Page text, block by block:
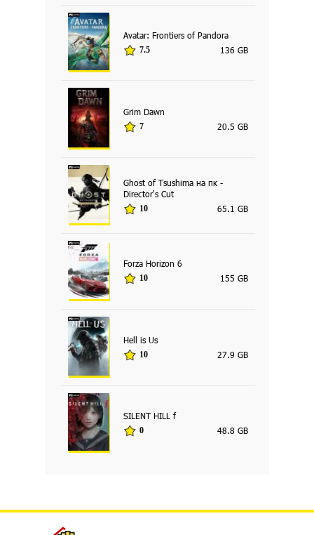
Avatar: Frontiers of Pandora
7.5 136 GB
Grim Dawn
7 20.5 GB
Ghost of Tsushima на пк -
Director's Cut
10 65.1 GB
Forza Horizon 6
10 155 GB
Hell is Us
10 27.9 GB
SILENT HILL f
0 48.8 GB